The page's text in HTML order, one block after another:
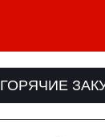
ГОРЯЧИЕ